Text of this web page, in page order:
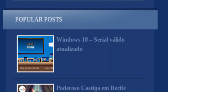
POPULAR POSTS
Windows 10 – Serial válido
atualizado
Poderoso Castiga em Recife